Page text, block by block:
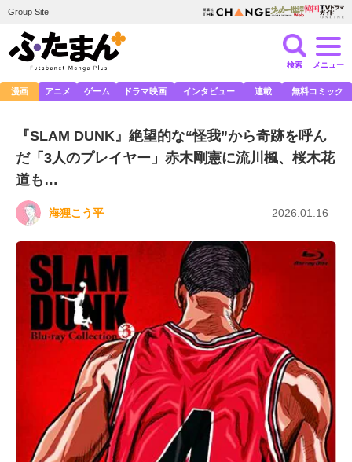
Group Site
検索 メニュー
漫画 アニメ ゲーム ドラマ映画 インタビュー 連載 無料コミック
『SLAM DUNK』絶望的な“怪我”から奇跡を呼ん
だ「3人のプレイヤー」赤木剛憲に流川楓、桜木花
道も…
海狸こう平 2026.01.16